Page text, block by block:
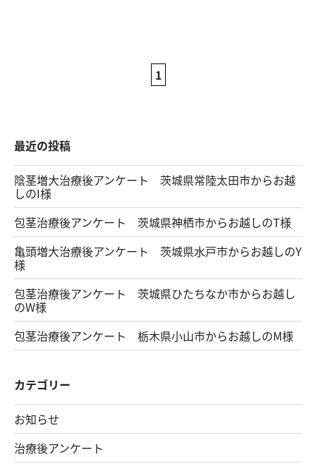
1
最近の投稿
陰茎増大治療後アンケート 茨城県常陸太田市からお越
しのI様
包茎治療後アンケート 茨城県神栖市からお越しのT様
亀頭増大治療後アンケート 茨城県水戸市からお越しのY
様
包茎治療後アンケート 茨城県ひたちなか市からお越し
のW様
包茎治療後アンケート 栃木県小山市からお越しのM様
カテゴリー
お知らせ
治療後アンケート